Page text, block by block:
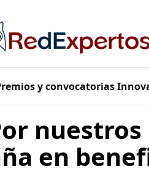
y convocatorias
nuestros
en